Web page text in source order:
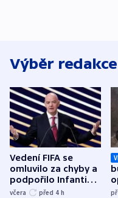
Výběr redakce
Vedení FIFA se
omluvilo za chyby a
podpořilo Infantina.
UEFA trvá na
včera před 4 h
s